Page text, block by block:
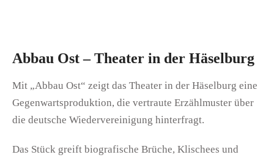
Abbau Ost – Theater in der Häselburg
Mit „Abbau Ost“ zeigt das Theater in der Häselburg eine
Gegenwartsproduktion, die vertraute Erzählmuster über
die deutsche Wiedervereinigung hinterfragt.
Das Stück greift biografische Brüche, Klischees und